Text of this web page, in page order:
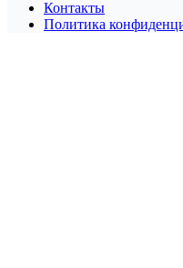
Контакты
Политика